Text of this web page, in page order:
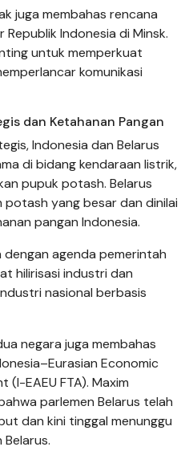
juga membahas rencana
Indonesia di Minsk.
untuk memperkuat
komunikasi
dan Ketahanan Pangan
Indonesia dan Belarus
di bidang kendaraan listrik,
pupuk potash. Belarus
potash yang besar dan dinilai
pangan Indonesia.
agenda pemerintah
hilirisasi industri dan
nasional berbasis
negara juga membahas
Economic
(I-EAEU FTA). Maxim
parlemen Belarus telah
dan kini tinggal menunggu